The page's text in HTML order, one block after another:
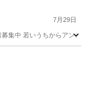
7月29日
集中 若いうちからアン